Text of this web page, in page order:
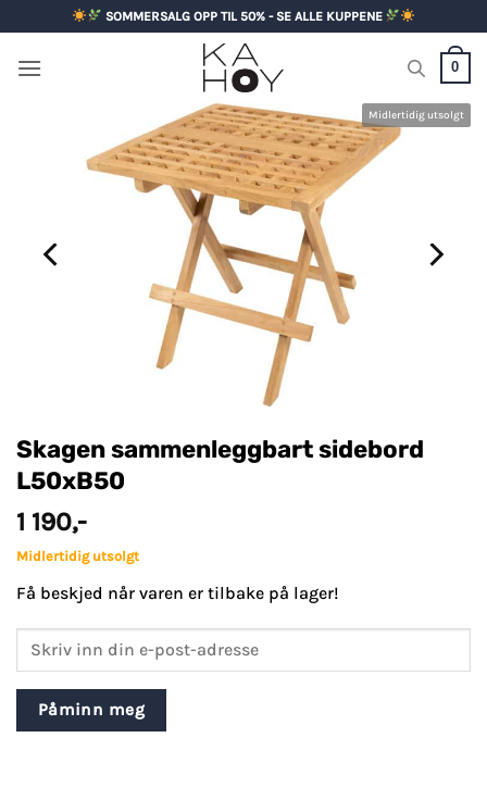
to
content
SOMMERSALG OPP TIL 50% - SE ALLE KUPPENE
0
Midlertidig utsolgt
Skagen sammenleggbart sidebord
L50xB50
1 190,-
Midlertidig utsolgt
Få beskjed når varen er tilbake på lager!
Påminn meg